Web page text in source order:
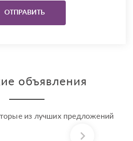
объявления
из лучших предложений